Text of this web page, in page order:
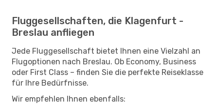
Fluggesellschaften, die Klagenfurt -
Breslau anfliegen
Jede Fluggesellschaft bietet Ihnen eine Vielzahl an
Flugoptionen nach Breslau. Ob Economy, Business
oder First Class – finden Sie die perfekte Reiseklasse
für Ihre Bedürfnisse.
Wir empfehlen Ihnen ebenfalls: